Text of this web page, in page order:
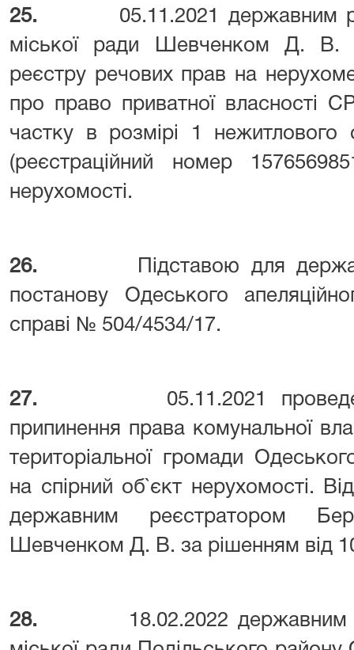
25. 05.11.2021 державним
міської ради Шевченком Д. В.
реєстру речових прав на
про право приватної власності
частку в розмірі 1 нежитлового
(реєстраційний номер
нерухомості.
26.
Підставою для
постанову Одеського
справі № 504/4534/17.
27. 05.11.2021
припинення права комунальної
територіальної громади
на спірний об`єкт нерухомості.
державним реєстратором
Шевченком Д. В. за рішенням від
28.
18.02.2022